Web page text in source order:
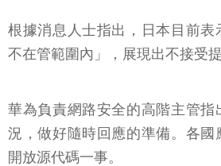
根據消息人士指出，日本目前表
不在管範圍內」，展現出不接受提
華為負責網路安全的高階主管指
況，做好隨時回應的準備。各國
開放源代碼一事。